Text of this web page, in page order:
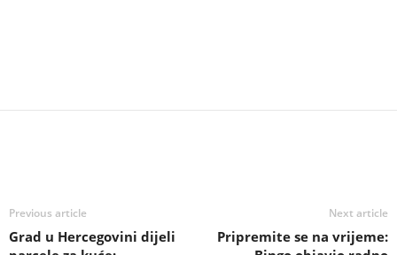
Previous article
Grad u Hercegovini dijeli
Next article
Pripremite se na vrijeme: